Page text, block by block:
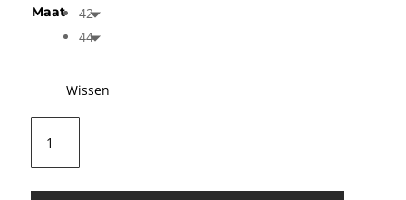
Maat
42
44
Wissen
IHLivola
Cropped
Blazer